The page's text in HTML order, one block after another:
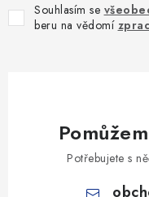
Souhlasím se
beru na vědomí
Potřebujete s